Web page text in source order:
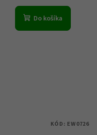
Do košíka
KÓD: EW0726